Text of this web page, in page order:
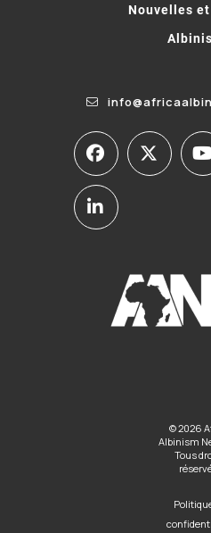
Nouvelles
© 2026
Albinism
Tous